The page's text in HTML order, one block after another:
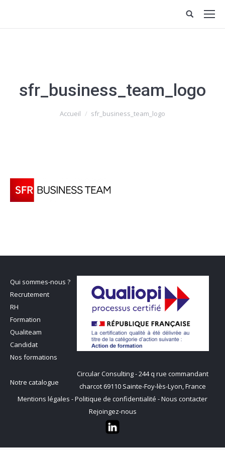
sfr_business_team_logo
Accueil sfr_business_team_logo
Qui sommes-nous ?
Recrutement
RH
Formation
Qualiteam
Candidat
Nos formations
Notre catalogue
Circular Consulting - 244 q rue commandant
charcot 69110 Sainte-Foy-lès-Lyon, France
Mentions légales -Politique de confidentialité -Nous contacter
Rejoingez-nous